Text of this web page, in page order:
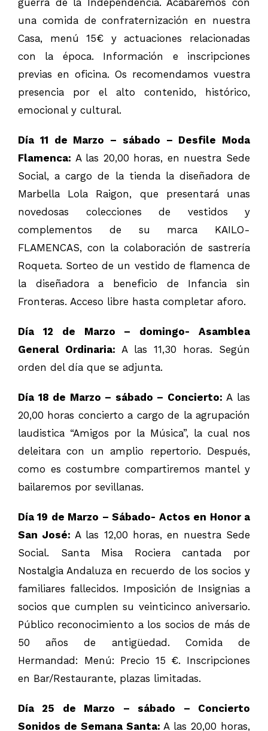
guerra de la Independencia. Acabaremos con
una comida de confraternización en nuestra
Casa, menú 15€ y actuaciones relacionadas
con la época. Información e inscripciones
previas en oficina. Os recomendamos vuestra
presencia por el alto contenido, histórico,
emocional y cultural.
Día 11 de Marzo – sábado – Desfile Moda
Flamenca: A las 20,00 horas, en nuestra Sede
Social, a cargo de la tienda la diseñadora de
Marbella Lola Raigon, que presentará unas
novedosas colecciones de vestidos y
complementos de su marca KAILO-
FLAMENCAS, con la colaboración de sastrería
Roqueta. Sorteo de un vestido de flamenca de
la diseñadora a beneficio de Infancia sin
Fronteras. Acceso libre hasta completar aforo.
Día 12 de Marzo – domingo- Asamblea
General Ordinaria: A las 11,30 horas. Según
orden del día que se adjunta.
Día 18 de Marzo – sábado – Concierto: A las
20,00 horas concierto a cargo de la agrupación
laudistica “Amigos por la Música”, la cual nos
deleitara con un amplio repertorio. Después,
como es costumbre compartiremos mantel y
bailaremos por sevillanas.
Día 19 de Marzo – Sábado- Actos en Honor a
San José: A las 12,00 horas, en nuestra Sede
Social. Santa Misa Rociera cantada por
Nostalgia Andaluza en recuerdo de los socios y
familiares fallecidos. Imposición de Insignias a
socios que cumplen su veinticinco aniversario.
Público reconocimiento a los socios de más de
50 años de antigüedad. Comida de
Hermandad: Menú: Precio 15 €. Inscripciones
en Bar/Restaurante, plazas limitadas.
Día 25 de Marzo – sábado – Concierto
Sonidos de Semana Santa: A las 20,00 horas,